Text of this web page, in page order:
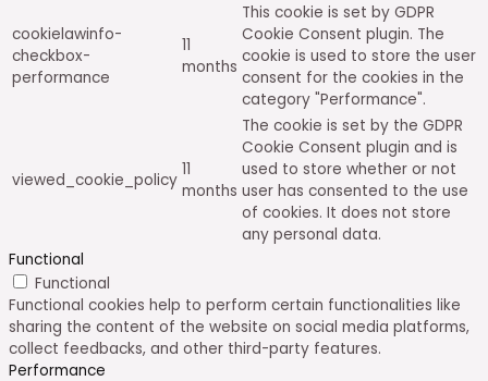
cookielawinfo-
checkbox-
performance
11
months
This cookie is set by GDPR
Cookie Consent plugin. The
cookie is used to store the user
consent for the cookies in the
category "Performance".
viewed_cookie_policy
11
months
The cookie is set by the GDPR
Cookie Consent plugin and is
used to store whether or not
user has consented to the use
of cookies. It does not store
any personal data.
Functional
Functional
Functional cookies help to perform certain functionalities like
sharing the content of the website on social media platforms,
collect feedbacks, and other third-party features.
Performance